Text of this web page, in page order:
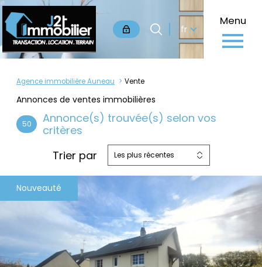
Menu
Langue
fr
Accueil
Langue
fr
Agence immobilière Auneau Vente
Annonces de ventes immobilières
50
Annonce(s) trouvée(s) selon vos
critères
Trier par
Les plus récentes
Nouveauté